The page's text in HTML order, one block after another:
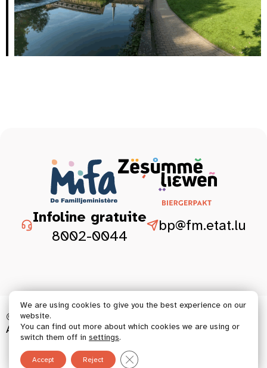
Infoline gratuite
8002-0044
bp@fm.etat.lu
© 2026 Tous droits réservés.
Accessibilitéit AussoJuristesch Aspekter
We are using cookies to give you the best experience on our
website.
You can find out more about which cookies we are using or
switch them off in settings.
Accept Reject Close GDPR Cookie Banner